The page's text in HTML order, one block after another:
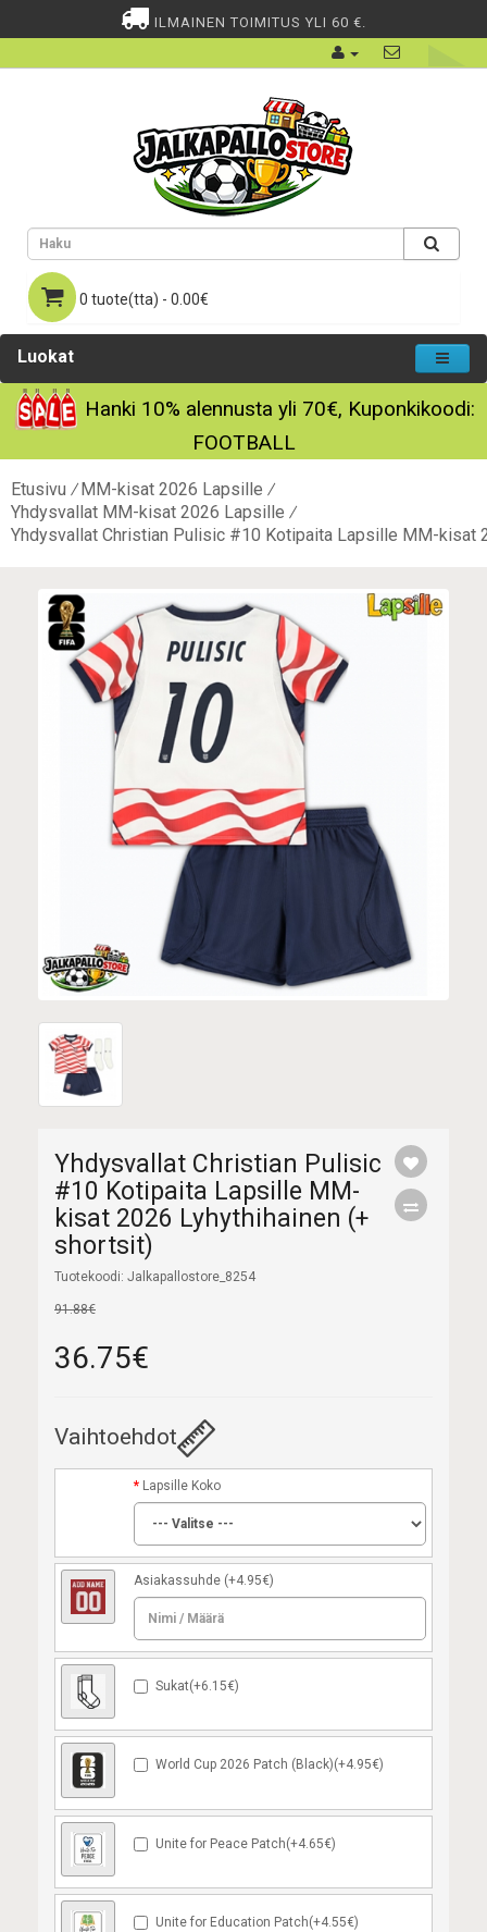
ILMAINEN TOIMITUS YLI 60 €.
0 tuote(tta) - 0.00€
Luokat
Hanki 10% alennusta yli 70€, Kuponkikoodi:
FOOTBALL
Etusivu
MM-kisat 2026 Lapsille
Yhdysvallat MM-kisat 2026 Lapsille
Yhdysvallat Christian Pulisic #10 Kotipaita Lapsille MM-kisat
Yhdysvallat Christian Pulisic
#10 Kotipaita Lapsille MM-
kisat 2026 Lyhythihainen (+
shortsit)
Tuotekoodi: Jalkapallostore_8254
91.88€
36.75€
Vaihtoehdot
Lapsille Koko
Asiakassuhde (+4.95€)
Sukat(+6.15€)
World Cup 2026 Patch (Black)(+4.95€)
Unite for Peace Patch(+4.65€)
Unite for Education Patch(+4.55€)